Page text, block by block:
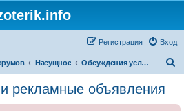
Вход
Регистрация
Насущное Обсуждения услуг и рекламные объявления
рекламные объявления